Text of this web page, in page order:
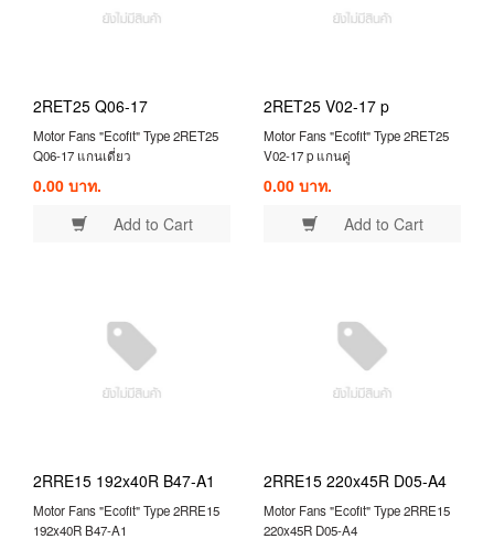
2RET25 Q06-17
Motor Fans "Ecofit" Type 2RET25
Q06-17 แกนเดี่ยว
0.00 บาท.
Add to Cart
2RET25 V02-17 p
Motor Fans "Ecofit" Type 2RET25
V02-17 p แกนคู่
0.00 บาท.
Add to Cart
2RRE15 192x40R B47-A1
Motor Fans "Ecofit" Type 2RRE15
192x40R B47-A1
2RRE15 220x45R D05-A4
Motor Fans "Ecofit" Type 2RRE15
220x45R D05-A4